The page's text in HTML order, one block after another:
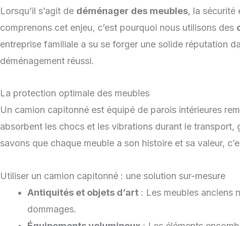
Lorsqu’il s’agit de déménager des meubles, la sécurité
comprenons cet enjeu, c’est pourquoi nous utilisons des
entreprise familiale a su se forger une solide réputation
déménagement réussi.
La protection optimale des meubles
Un camion capitonné est équipé de parois intérieures
absorbent les chocs et les vibrations durant le
savons que chaque meuble a son histoire et sa valeur,
Utiliser un camion capitonné : une solution sur-mesure
Antiquités et objets d’art : Les meubles anciens
dommages.